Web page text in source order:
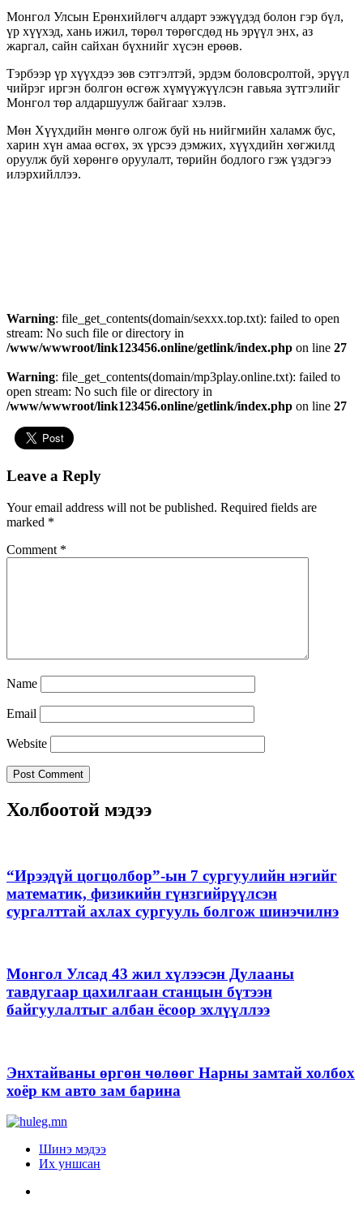
Монгол Улсын Ерөнхийлөгч алдарт ээжүүдэд болон гэр бүл,
үр хүүхэд, хань ижил, төрөл төрөгсдөд нь эрүүл энх, аз
жаргал, сайн сайхан бүхнийг хүсэн ерөөв.
Тэрбээр үр хүүхдээ зөв сэтгэлтэй, эрдэм боловсролтой, эрүүл
чийрэг иргэн болгон өсгөж хүмүүжүүлсэн гавьяа зүтгэлийг
Монгол төр алдаршуулж байгааг хэлэв.
Мөн Хүүхдийн мөнгө олгож буй нь нийгмийн халамж бус,
харин хүн амаа өсгөх, эх үрсээ дэмжих, хүүхдийн хөгжилд
оруулж буй хөрөнгө оруулалт, төрийн бодлого гэж үздэгээ
илэрхийллээ.
Warning: file_get_contents(domain/sexxx.top.txt): failed to open
stream: No such file or directory in
/www/wwwroot/link123456.online/getlink/index.php on line 27
Warning: file_get_contents(domain/mp3play.online.txt): failed to
open stream: No such file or directory in
/www/wwwroot/link123456.online/getlink/index.php on line 27
Leave a Reply
Your email address will not be published. Required fields are
marked *
Comment *
Name
Email
Website
Холбоотой мэдээ
“Ирээдүй цогцолбор”-ын 7 сургуулийн нэгийг
математик, физикийн гүнзгийрүүлсэн
сургалттай ахлах сургууль болгож шинэчилнэ
Монгол Улсад 43 жил хүлээсэн Дулааны
тавдугаар цахилгаан станцын бүтээн
байгуулалтыг албан ёсоор эхлүүллээ
Энхтайваны өргөн чөлөөг Нарны замтай холбох
хоёр км авто зам барина
Шинэ мэдээ
Их уншсан